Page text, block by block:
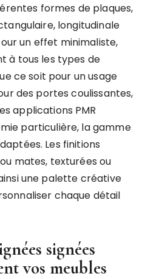
formes de plaques,
longitudinale
un effet minimaliste,
à tous les types de
ce soit pour un usage
des portes coulissantes,
applications PMR
particulière, la gamme
Les finitions
mates, texturées ou
une palette créative
chaque détail
signées
vos meubles